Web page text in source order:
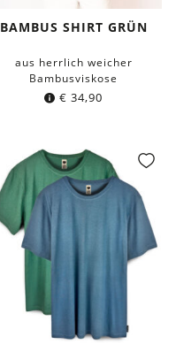
BAMBUS SHIRT GRÜN
aus herrlich weicher
Bambusviskose
€ 34,90